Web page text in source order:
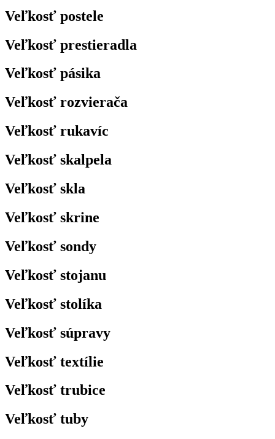
Veľkosť postele
Veľkosť prestieradla
Veľkosť pásika
Veľkosť rozvierača
Veľkosť rukavíc
Veľkosť skalpela
Veľkosť skla
Veľkosť skrine
Veľkosť sondy
Veľkosť stojanu
Veľkosť stolíka
Veľkosť súpravy
Veľkosť textílie
Veľkosť trubice
Veľkosť tuby